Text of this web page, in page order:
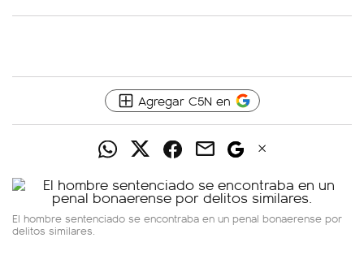
Agregar C5N en
El hombre sentenciado se encontraba en un penal bonaerense por
delitos similares.